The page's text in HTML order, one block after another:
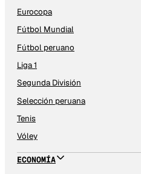
Eurocopa
Fútbol Mundial
Fútbol peruano
Liga 1
Segunda División
Selección peruana
Tenis
Vóley
ECONOMÍA